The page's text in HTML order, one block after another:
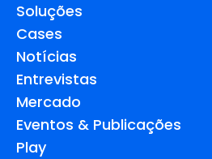
Soluções
Cases
Notícias
Entrevistas
Mercado
Eventos & Publicações
Play